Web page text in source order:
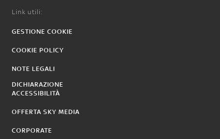
Link utili:
GESTIONE COOKIE
COOKIE POLICY
NOTE LEGALI
DICHIARAZIONE
ACCESSIBILITÀ
OFFERTA SKY MEDIA
CORPORATE